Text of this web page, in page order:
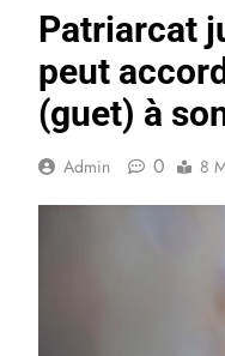
Patriarcat
peut
(guet) à
Admin 0 8